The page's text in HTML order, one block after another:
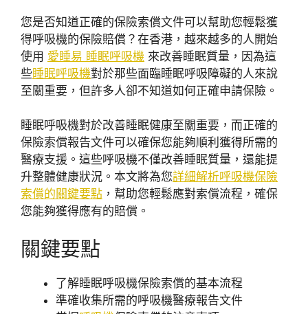
您是否知道正確的保險索償文件可以幫助您輕鬆獲
得呼吸機的保險賠償？在香港，越來越多的人開始
使用 愛睡易 睡眠呼吸機 來改善睡眠質量，因為這
些睡眠呼吸機對於那些面臨睡眠呼吸障礙的人來說
至關重要，但許多人卻不知道如何正確申請保險。
睡眠呼吸機對於改善睡眠健康至關重要，而正確的
保險索償報告文件可以確保您能夠順利獲得所需的
醫療支援。這些呼吸機不僅改善睡眠質量，還能提
升整體健康狀況。本文將為您詳細解析呼吸機保險
索償的關鍵要點 ，幫助您輕鬆應對索償流程，確保
您能夠獲得應有的賠償。
關鍵要點
了解睡眠呼吸機保險索償的基本流程
準確收集所需的呼吸機醫療報告文件